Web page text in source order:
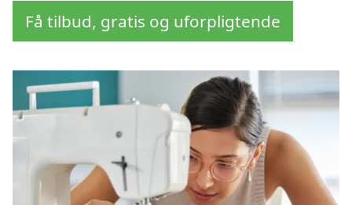
Få tilbud, gratis og uforpligtende